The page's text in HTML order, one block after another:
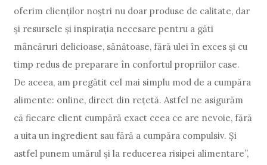
oferim clienților noștri nu doar produse de calitate, dar
și resursele și inspirația necesare pentru a găti
mâncăruri delicioase, sănătoase, fără ulei în exces și cu
timp redus de preparare în confortul propriilor case.
De aceea, am pregătit cel mai simplu mod de a cumpăra
alimente: online, direct din rețetă. Astfel ne asigurăm
că fiecare client cumpără exact ceea ce are nevoie, fără
a uita un ingredient sau fără a cumpăra compulsiv. Și
astfel punem umărul și la reducerea risipei alimentare”,